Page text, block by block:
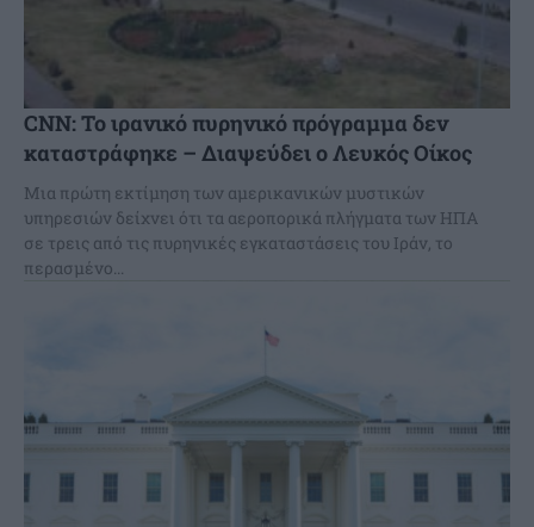
CNN: Το ιρανικό πυρηνικό πρόγραμμα δεν
καταστράφηκε – Διαψεύδει ο Λευκός Οίκος
Μια πρώτη εκτίμηση των αμερικανικών μυστικών
υπηρεσιών δείχνει ότι τα αεροπορικά πλήγματα των ΗΠΑ
σε τρεις από τις πυρηνικές εγκαταστάσεις του Ιράν, το
περασμένο...